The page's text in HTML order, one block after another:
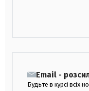
Email -
Будьте в курсі всіх